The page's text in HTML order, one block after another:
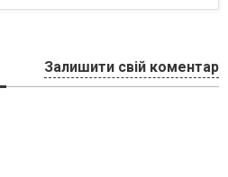
Залишити свій коментар